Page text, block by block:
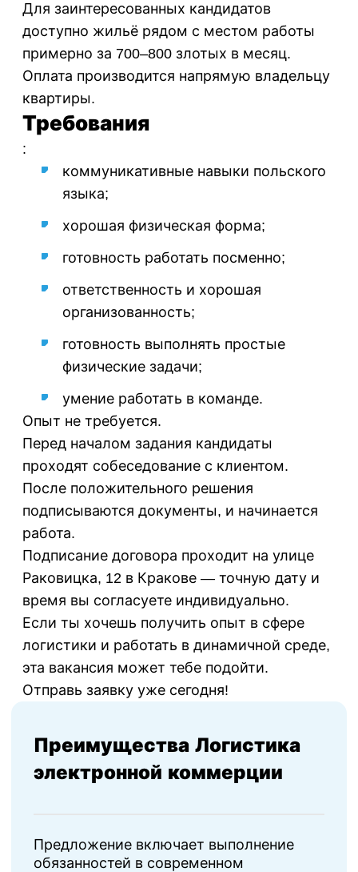
Для заинтересованных кандидатов
доступно жильё рядом с местом работы
примерно за 700–800 злотых в месяц.
Оплата производится напрямую владельцу
квартиры.
Требования
:
коммуникативные навыки польского
языка;
хорошая физическая форма;
готовность работать посменно;
ответственность и хорошая
организованность;
готовность выполнять простые
физические задачи;
умение работать в команде.
Опыт не требуется.
Перед началом задания кандидаты
проходят собеседование с клиентом.
После положительного решения
подписываются документы, и начинается
работа.
Подписание договора проходит на улице
Раковицка, 12 в Кракове — точную дату и
время вы согласуете индивидуально.
Если ты хочешь получить опыт в сфере
логистики и работать в динамичной среде,
эта вакансия может тебе подойти.
Отправь заявку уже сегодня!
Преимущества Логистика
электронной коммерции
Предложение включает выполнение
обязанностей в современном